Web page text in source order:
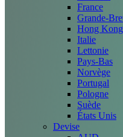
France
Grande-
Hong Kong
Italie
Lettonie
Pays-Bas
Norvège
Portugal
Pologne
Suède
États Unis
Devise